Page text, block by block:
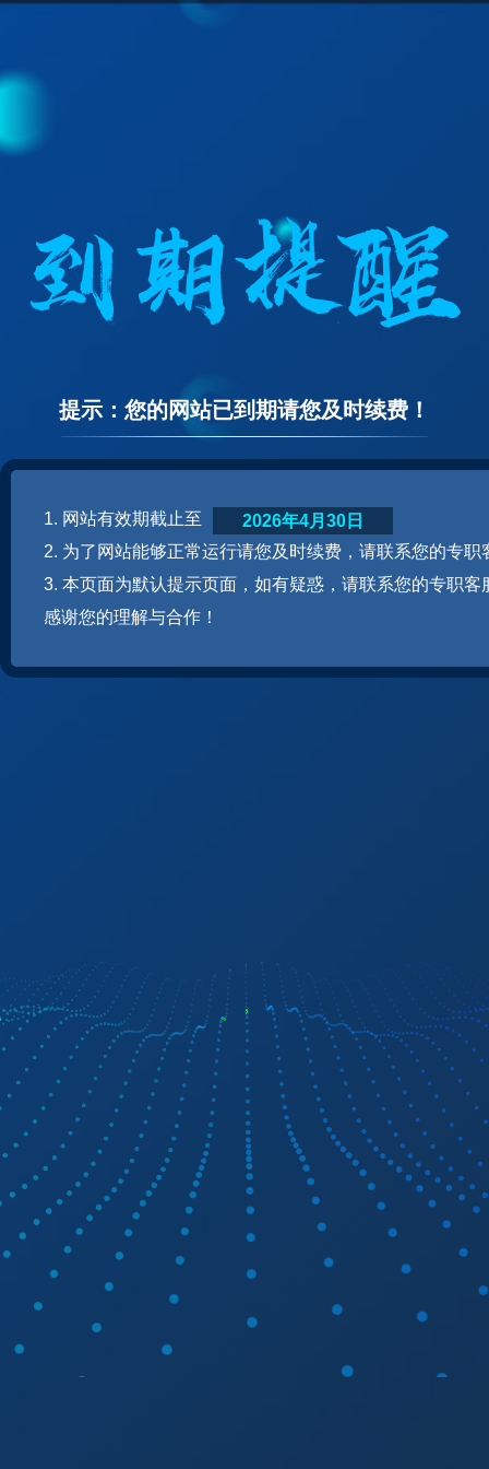
提示：您的网站已到期请您及时续费！
1. 网站有效期截止至
2. 为了网站能够正常运行请您及时续费，请联系您的专职
3. 本页面为默认提示页面，如有疑惑，请联系您的专职客
感谢您的理解与合作！
2026年4月30日